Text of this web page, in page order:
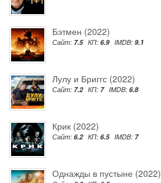
Бэтмен (2022)
Сайт: 7.5 КП: 6.9 IMDB: 9.1
Лулу и Бриггс (2022)
Сайт: 7.2 КП: 7 IMDB: 6.8
Крик (2022)
Сайт: 6.2 КП: 6.5 IMDB: 7
Однажды в пустыне (2022)